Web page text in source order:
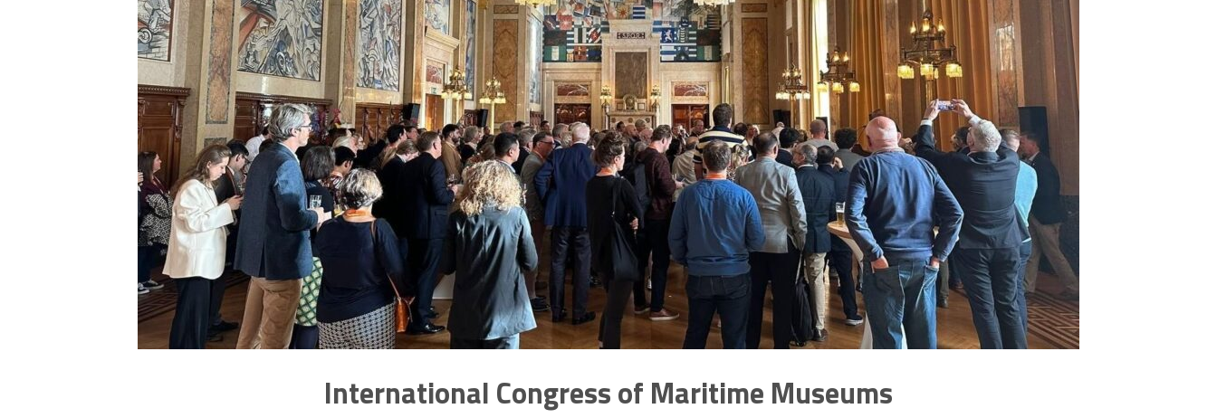
International Congress of Maritime Museums